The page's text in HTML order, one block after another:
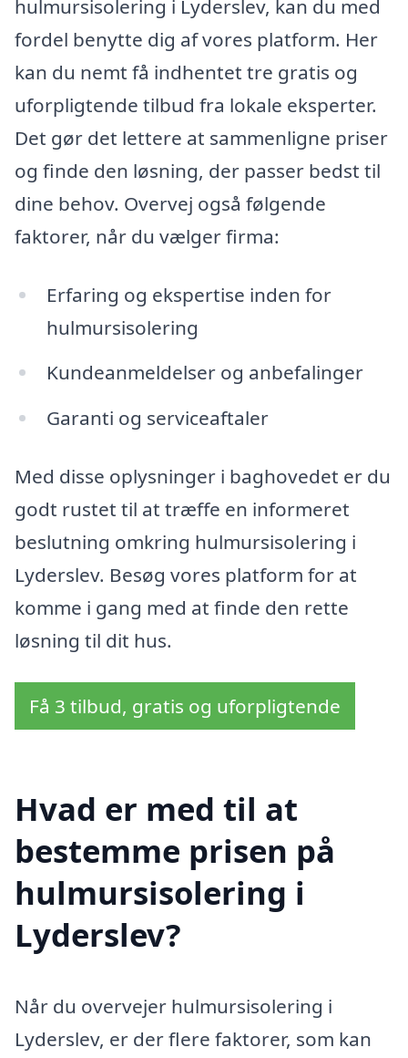
hulmursisolering i Lyderslev, kan du med
fordel benytte dig af vores platform. Her
kan du nemt få indhentet tre gratis og
uforpligtende tilbud fra lokale eksperter.
Det gør det lettere at sammenligne priser
og finde den løsning, der passer bedst til
dine behov. Overvej også følgende
faktorer, når du vælger firma:
Erfaring og ekspertise inden for
hulmursisolering
Kundeanmeldelser og anbefalinger
Garanti og serviceaftaler
Med disse oplysninger i baghovedet er du
godt rustet til at træffe en informeret
beslutning omkring hulmursisolering i
Lyderslev. Besøg vores platform for at
komme i gang med at finde den rette
løsning til dit hus.
Få 3 tilbud, gratis og uforpligtende
Hvad er med til at
bestemme prisen på
hulmursisolering i
Lyderslev?
Når du overvejer hulmursisolering i
Lyderslev, er der flere faktorer, som kan